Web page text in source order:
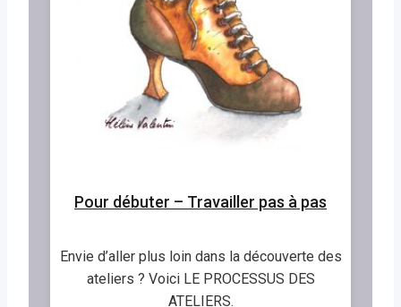
Pour débuter – Travailler pas à pas
Envie d’aller plus loin dans la découverte des
ateliers ? Voici LE PROCESSUS DES
ATELIERS.